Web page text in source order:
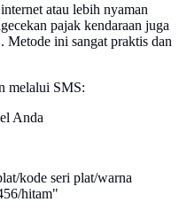
atau lebih nyaman
pajak kendaraan juga
Metode ini sangat praktis dan
melalui SMS:
Anda
kode seri plat/warna
hitam"